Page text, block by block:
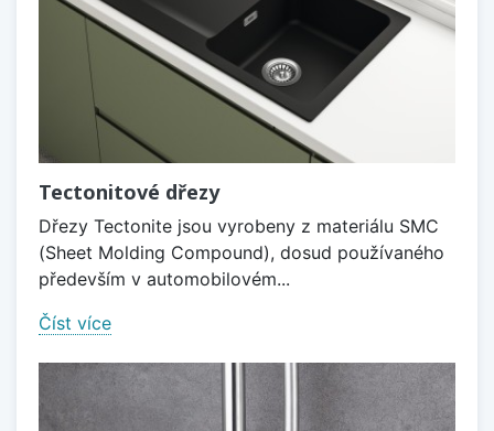
Tectonitové dřezy
Dřezy Tectonite jsou vyrobeny z materiálu SMC
(Sheet Molding Compound), dosud používaného
především v automobilovém...
Číst více